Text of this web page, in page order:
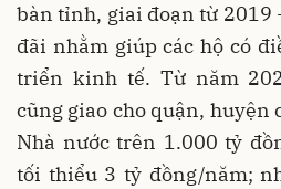
bàn tỉnh, giai đoạn từ 2019
đãi nhằm giúp các hộ có
triển kinh tế. Từ năm
cũng giao cho quận, huyện
Nhà nước trên 1.000 tỷ
tối thiểu 3 tỷ đồng/năm;